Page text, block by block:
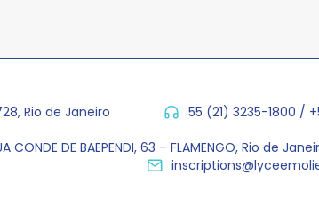
Rio de Janeiro 55 (21) 3235-1800 /
CONDE DE BAEPENDI, 63 – FLAMENGO, Rio de